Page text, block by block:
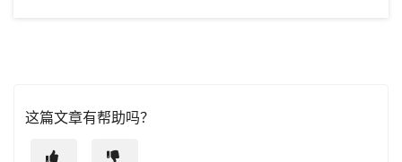
这篇文章有帮助吗？